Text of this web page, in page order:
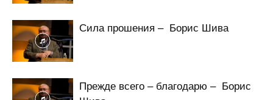
Сила прошения – Борис Шива
Прежде всего – благодарю – Борис